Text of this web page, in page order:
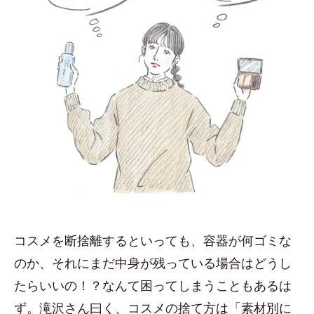
コスメを断捨離するといっても、容器が何ゴミな
のか、それにまだ中身が残っている場合はどうし
たらいいの！？なんて困ってしまうこともあるは
ず。滝沢さん曰く、コスメの捨て方は「素材別に